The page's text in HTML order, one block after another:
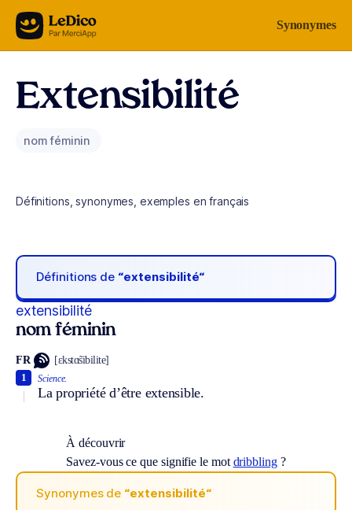
Aller au contenu Synonymes
Extensibilité
nom féminin
Définitions, synonymes, exemples en français
Définitions de “extensibilité“
extensibilité
nom féminin
FR [ɛkstɑ̃sibilite]
Science.
La propriété d’être extensible.
1
À découvrir
Savez-vous ce que signifie le mot dribbling?
Synonymes de “extensibilité“